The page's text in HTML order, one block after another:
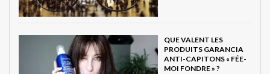
QUE VALENT LES
PRODUITS GARANCIA
ANTI-CAPITONS « FÉE-
MOI FONDRE » ?